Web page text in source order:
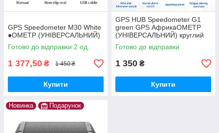
GPS Speedometer M30 White
●ОМЕТР (УНІВЕРСАЛЬНИЙ)
Готово до відправки 2 од.
1 377,50 ₴ 1 450 ₴
Купити
GPS HUB Speedometer G1
green GPS АфрикаОМЕТР
(УНІВЕРСАЛЬНИЙ) круглий
дизайн
Готово до відправки
1 350 ₴
Купити
Новинка Подарунок